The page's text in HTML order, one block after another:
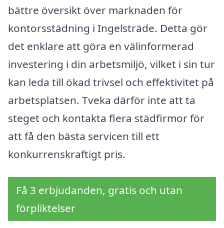
bättre översikt över marknaden för
kontorsstädning i Ingelsträde. Detta gör
det enklare att göra en välinformerad
investering i din arbetsmiljö, vilket i sin tur
kan leda till ökad trivsel och effektivitet på
arbetsplatsen. Tveka därför inte att ta
steget och kontakta flera städfirmor för
att få den bästa servicen till ett
konkurrenskraftigt pris.
Få 3 erbjudanden, gratis och utan
förpliktelser